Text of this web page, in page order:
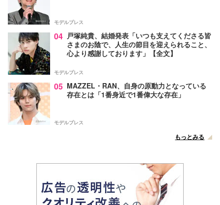
モデルプレス
04 戸塚純貴、結婚発表「いつも支えてくださる皆
さまのお陰で、人生の節目を迎えられること、
心より感謝しております」【全文】
モデルプレス
05 MAZZEL・RAN、自身の原動力となっている
存在とは「1番身近で1番偉大な存在」
モデルプレス
もっとみる